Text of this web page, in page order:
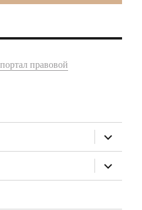
правовой
раскрыть
дочернее
меню
раскрыть
дочернее
меню